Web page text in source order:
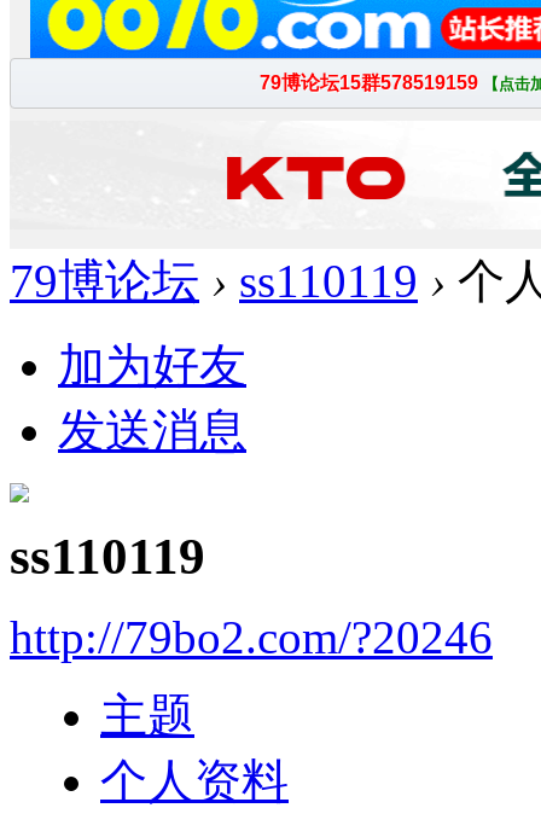
79博论坛 › ss110119 › 个
加为好友
发送消息
ss110119
http://79bo2.com/?20246
主题
个人资料